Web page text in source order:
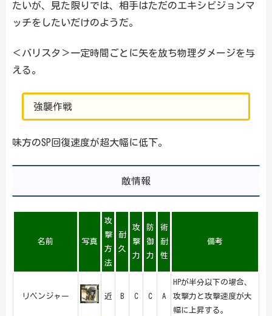
たいが、見た限りでは、相手はただのエキシビジョンマ
ッチをしたいだけのようだ。
＜バリスタ＞一定時間ごとに矢を放ち物理ダメージを与
える。
強襲作戦
味方のSP回復速度が超大幅に低下。
敵情報
名前 写真
攻
撃
方
法
耐
久
攻
撃
力
防
御
力
術
耐
性
備考
リベンジャー 近 B C C A
HPが半分以下の場合、
攻撃力と攻撃速度が大
幅に上昇する。